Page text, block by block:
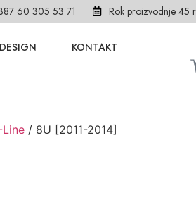
60 305 53 71 Rok proizvodnje 45
KONTAKT
Line / 8U [2011-2014]